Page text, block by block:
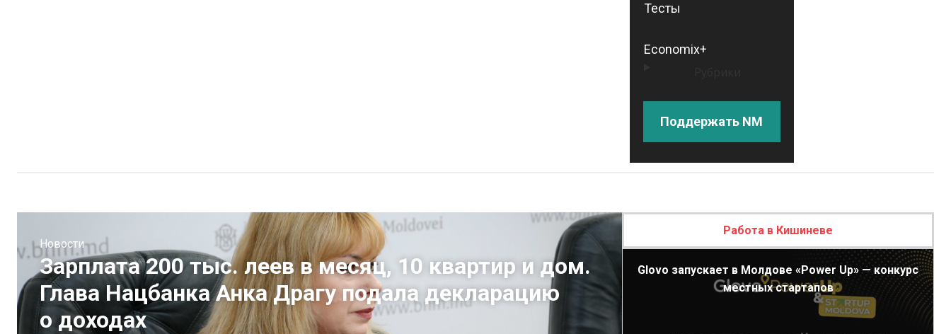
Тесты
Economix+
Поддержать NM
Новости
Зарплата 200 тыс. леев в месяц, 10 квартир и дом.
Глава Нацбанка Анка Драгу подала декларацию
о доходах
Работа в Кишиневе
Glovo запускает в Молдове «Power Up» — конкурс
местных стартапов